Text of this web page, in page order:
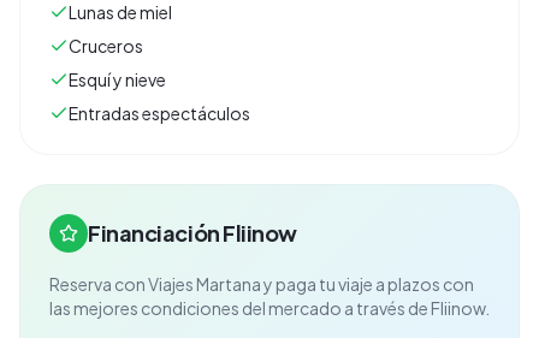
Lunas de miel
Cruceros
Esquí y nieve
Entradas espectáculos
Financiación Fliinow
Reserva conViajes Martanay paga tu viaje a plazos con
las mejores condiciones del mercado a través de Fliinow.